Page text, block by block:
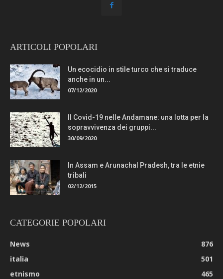
ARTICOLI POPOLARI
Un ecocidio in stile turco che si traduce
anche in un...
07/12/2020
Il Covid-19 nelle Andamane: una lotta per la
sopravvivenza dei gruppi...
30/09/2020
In Assam e Arunachal Pradesh, tra le etnie
tribali
02/12/2015
CATEGORIE POPOLARI
News
876
italia
501
etnismo
465